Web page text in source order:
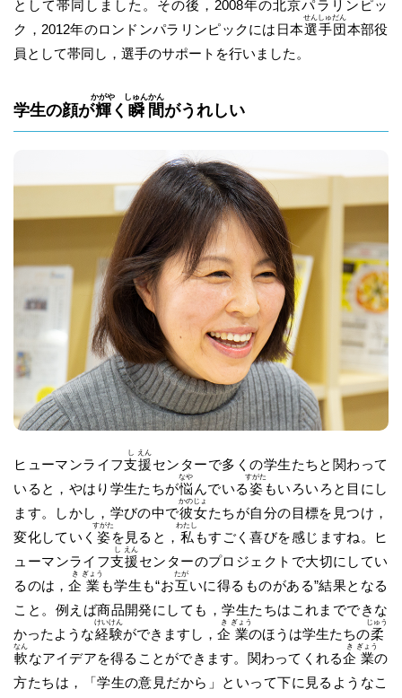
として帯同しました。その後，2008年の北京パラリンピッ
ク，2012年のロンドンパラリンピックには日本選
せん
手
しゅ
団
だん
本部役
員として帯同し，選手のサポートを行いました。
学生の顔が輝
かがや
く 瞬
しゅん
間
かん
がうれしい
ヒューマンライフ支
し
援
えん
センターで多くの学生たちと関わって
いると，やはり学生たちが悩
なや
んでいる姿
すがた
もいろいろと目にし
ます。しかし，学びの中で彼
かの
女
じょ
たちが自分の目標を見つけ，
変化していく 姿
すがた
を見ると， 私
わたし
もすごく喜びを感じますね。ヒ
ューマンライフ支
し
援
えん
センターのプロジェクトで大切にしてい
るのは，企
き
業
ぎょう
も学生も“お互
たが
いに得るものがある”結果となる
こと。例えば商品開発にしても，学生たちはこれまでできな
かったような経
けい
験
けん
ができますし，企
き
業
ぎょう
のほうは学生たちの柔
じゅう
軟
なん
なアイデアを得ることができます。関わってくれる企
き
業
ぎょう
の
方たちは，「学生の意見だから」といって下に見るようなこ